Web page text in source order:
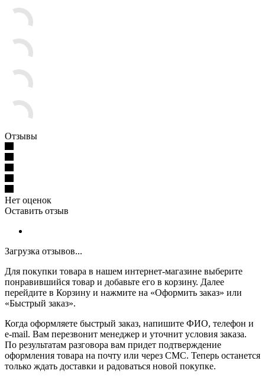
Отзывы
Нет оценок
Оставить отзыв
Загрузка отзывов...
Для покупки товара в нашем интернет-магазине выберите
понравившийся товар и добавьте его в корзину. Далее
перейдите в Корзину и нажмите на «Оформить заказ» или
«Быстрый заказ».
Когда оформляете быстрый заказ, напишите ФИО, телефон и
e-mail. Вам перезвонит менеджер и уточнит условия заказа.
По результатам разговора вам придет подтверждение
оформления товара на почту или через СМС. Теперь останется
только ждать доставки и радоваться новой покупке.